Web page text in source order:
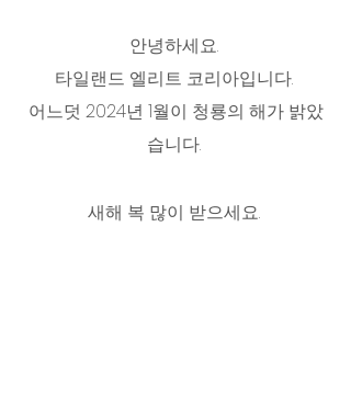
안녕하세요.
타일랜드 엘리트 코리아입니다.
어느덧 2024년 1월이 청룡의 해가 밝았
습니다.
새해 복 많이 받으세요.